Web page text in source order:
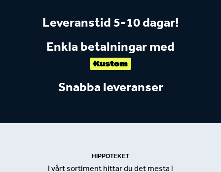
Leveranstid 5-10 dagar!
Enkla betalningar med
Snabba leveranser
HIPPOTEKET
I vårt sortiment hittar du det mesta i